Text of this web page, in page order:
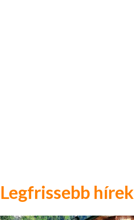
Legfrissebb hírek